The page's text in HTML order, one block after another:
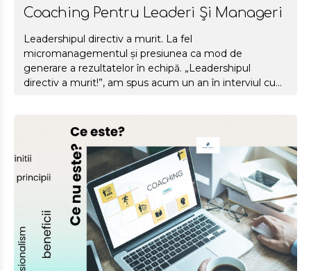
Coaching Pentru Leaderi Și Manageri
Leadershipul directiv a murit. La fel
micromanagementul și presiunea ca mod de
generare a rezultatelor în echipă. „Leadershipul
directiv a murit!”, am spus acum un an în interviul cu